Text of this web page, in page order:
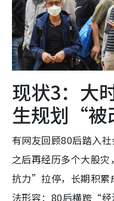
现状3：大
生规划“被
有网友回顾80后踏入社
之后再经历多个大股
抗力”拉停，长期积累
法形容：80后横跨“经